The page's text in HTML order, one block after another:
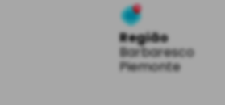
Região
Barbaresco
Piemonte